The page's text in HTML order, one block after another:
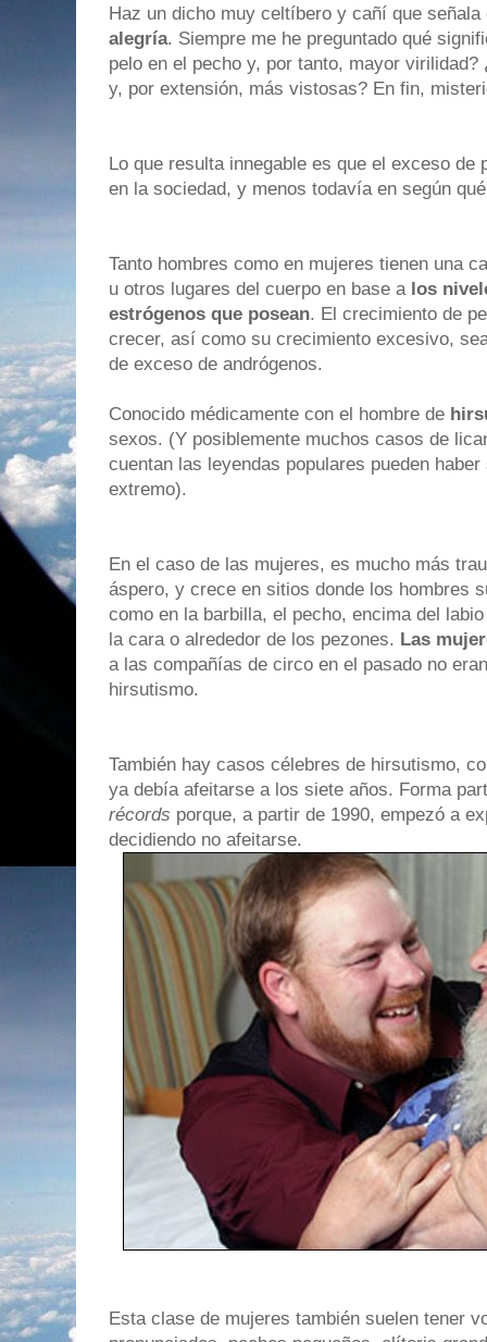
Haz un dicho muy celtíbero y cañí que
alegría. Siempre me he preguntado qué
pelo en el pecho y, por tanto, mayor
y, por extensión, más vistosas? En fin,
Lo que resulta innegable es que el exceso de
en la sociedad, y menos todavía en según
Tanto hombres como en mujeres tienen una
u otros lugares del cuerpo en base a los
estrógenos que posean. El crecimiento de
crecer, así como su crecimiento excesivo,
de exceso de andrógenos.
Conocido médicamente con el hombre de
sexos. (Y posiblemente muchos casos de
cuentan las leyendas populares pueden
extremo).
En el caso de las mujeres, es mucho más
áspero, y crece en sitios donde los hombres
como en la barbilla, el pecho, encima del
la cara o alrededor de los pezones. Las
a las compañías de circo en el pasado no
hirsutismo.
También hay casos célebres de hirsutismo,
ya debía afeitarse a los siete años. Forma
récords porque, a partir de 1990, empezó a
decidiendo no afeitarse.
Esta clase de mujeres también suelen tener